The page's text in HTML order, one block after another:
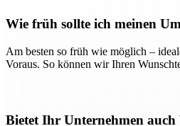
Wie früh sollte ich meinen
Am besten so früh wie möglich –
Voraus. So können wir Ihren
Bietet Ihr Unternehmen